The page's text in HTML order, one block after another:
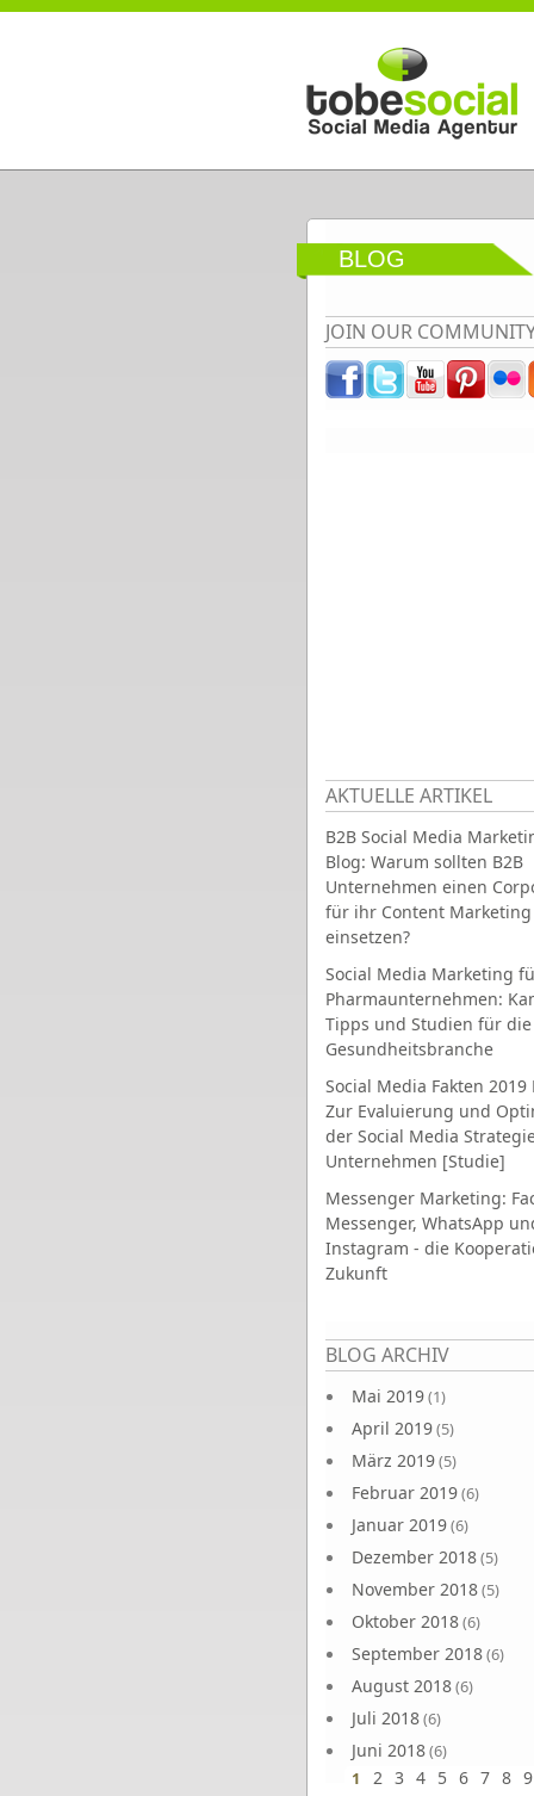
Direkt zum Inhalt
BLOG
JOIN OUR
AKTUELLE ARTIKEL
B2B Social Media
Blog: Warum sollten B2B
Unternehmen einen
für ihr Content Marketing
einsetzen?
Social Media Marketing
Pharmaunternehmen:
Tipps und Studien für die
Gesundheitsbranche
Social Media Fakten 2019
Zur Evaluierung und
der Social Media
Unternehmen [Studie]
Messenger Marketing:
Messenger, WhatsApp
Instagram - die
Zukunft
BLOG ARCHIV
Mai 2019(1)
April 2019(5)
März 2019(5)
Februar 2019(6)
Januar 2019(6)
Dezember 2018(5)
November 2018(5)
Oktober 2018(6)
September 2018(6)
August 2018(6)
Juli 2018(6)
Juni 2018(6)
Seiten
1 2 3 4 5 6 7 8 9